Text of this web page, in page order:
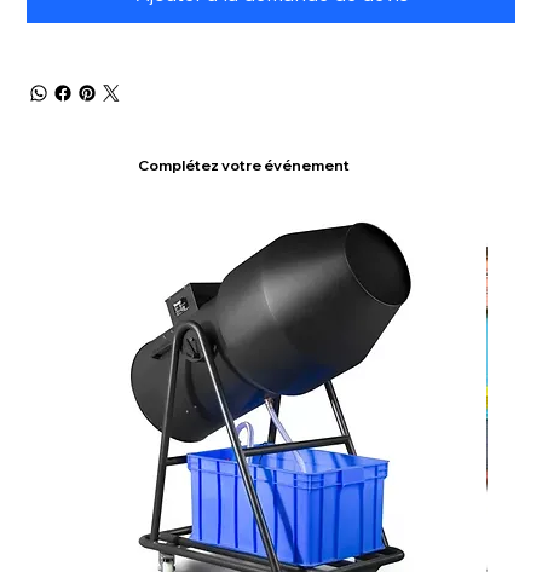
Complétez votre événement